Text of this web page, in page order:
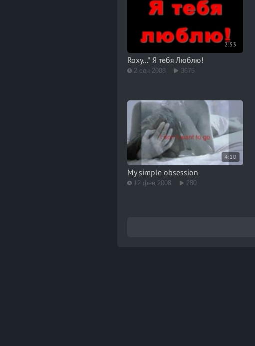
2:53
Roxy...* Я тебя Люблю!
2 сен 2008 3675
4:10
My simple obsession
12 фев 2008 280